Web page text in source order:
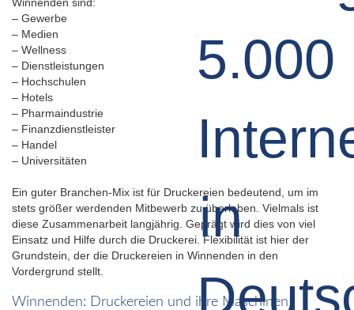
– Gewerbe
– Medien
– Wellness
– Dienstleistungen
– Hochschulen
– Hotels
– Pharmaindustrie
– Finanzdienstleister
– Handel
– Universitäten
Ein guter Branchen-Mix ist für Druckereien bedeutend, um im
stets größer werdenden Mitbewerb zu überleben. Vielmals ist
diese Zusammenarbeit langjährig. Geprägt wird dies von viel
Einsatz und Hilfe durch die Druckerei. Flexibilität ist hier der
Grundstein, der die Druckereien in Winnenden in den
Vordergrund stellt.
Winnenden: Druckereien und ihre Maschinen